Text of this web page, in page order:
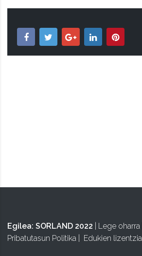
Egilea: SORLAND 2022 Lege oharra
Pribatutasun Politika
Edukien lizentzia